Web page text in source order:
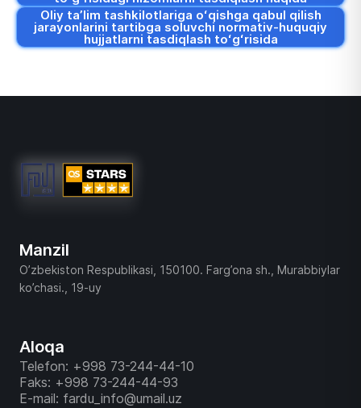
Oliy taʼlim tashkilotlariga oʻqishga qabul qilish
jarayonlarini tartibga soluvchi normativ-huquqiy
hujjatlarni tasdiqlash toʻgʻrisida
Manzil
O’zbekiston Respublikasi, 150100. Farg’ona sh., Murabbiylar
ko’chasi., 19-uy
Aloqa
Telefon: +998 73-244-44-10
Faks: +998 73-244-44-93
E-mail: fardu_info@umail.uz